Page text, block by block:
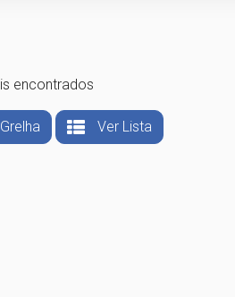
encontrados
Ver Lista